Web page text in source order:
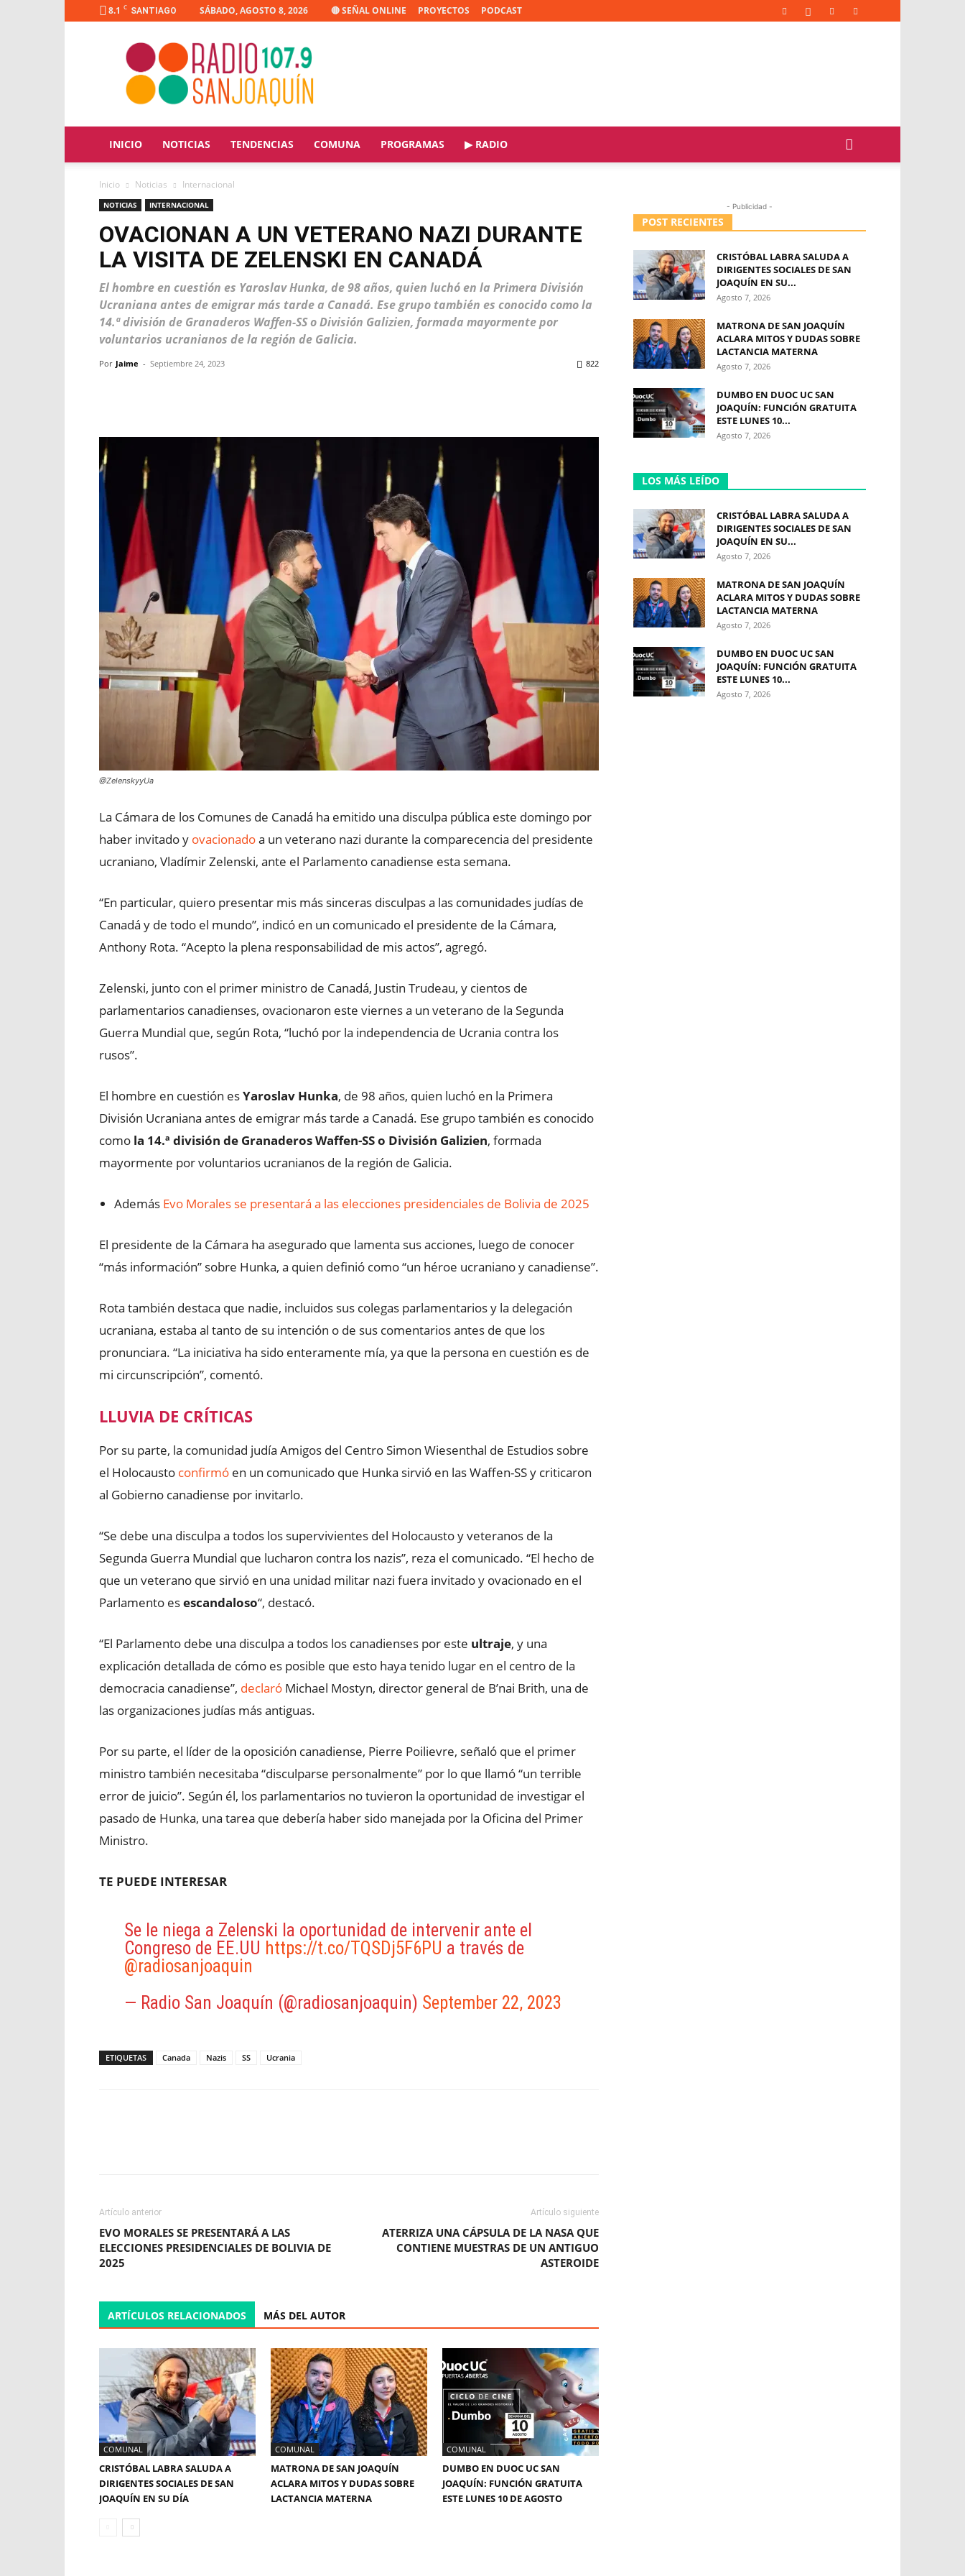
8.1 C SANTIAGO SÁBADO, AGOSTO 8, 2026 🔴 SEÑAL ONLINE PROYECTOS PODCAST
Radio
Joaquín
INICIO NOTICIAS TENDENCIAS COMUNA PROGRAMAS ▶ RADIO
Inicio Noticias Internacional
NOTICIAS INTERNACIONAL
OVACIONAN A UN VETERANO NAZI DURANTE
LA VISITA DE ZELENSKI EN CANADÁ
El hombre en cuestión es Yaroslav Hunka, de 98 años, quien luchó en la Primera División
Ucraniana antes de emigrar más tarde a Canadá. Ese grupo también es conocido como la
14.ª división de Granaderos Waffen-SS o División Galizien, formada mayormente por
voluntarios ucranianos de la región de Galicia.
Por Jaime - Septiembre 24, 2023 822
@ZelenskyyUa
La Cámara de los Comunes de Canadá ha emitido una disculpa pública este domingo por
haber invitado y ovacionadoa un veterano nazi durante la comparecencia del presidente
ucraniano, Vladímir Zelenski, ante el Parlamento canadiense esta semana.
“En particular, quiero presentar mis más sinceras disculpas a las comunidades judías de
Canadá y de todo el mundo”, indicó en un comunicado el presidente de la Cámara,
Anthony Rota. “Acepto la plena responsabilidad de mis actos”, agregó.
Zelenski, junto con el primer ministro de Canadá, Justin Trudeau, y cientos de
parlamentarios canadienses, ovacionaron este viernes a un veterano de la Segunda
Guerra Mundial que, según Rota, “luchó por la independencia de Ucrania contra los
rusos”.
El hombre en cuestión esYaroslav Hunka, de 98 años, quien luchó en la Primera
División Ucraniana antes de emigrar más tarde a Canadá. Ese grupo también es conocido
como la 14.ª división de Granaderos Waffen-SS o División Galizien, formada
mayormente por voluntarios ucranianos de la región de Galicia.
Además Evo Morales se presentará a las elecciones presidenciales de Bolivia de 2025
El presidente de la Cámara ha asegurado que lamenta sus acciones, luego de conocer
“más información” sobre Hunka, a quien definió como “un héroe ucraniano y canadiense”.
Rota también destaca que nadie, incluidos sus colegas parlamentarios y la delegación
ucraniana, estaba al tanto de su intención o de sus comentarios antes de que los
pronunciara. “La iniciativa ha sido enteramente mía, ya que la persona en cuestión es de
mi circunscripción”, comentó.
LLUVIA DE CRÍTICAS
Por su parte, la comunidad judía Amigos del Centro Simon Wiesenthal de Estudios sobre
el Holocausto confirmó en un comunicado que Hunka sirvió en las Waffen-SS y criticaron
al Gobierno canadiense por invitarlo.
“Se debe una disculpa a todos los supervivientes del Holocausto y veteranos de la
Segunda Guerra Mundial que lucharon contra los nazis”, reza el comunicado. “El hecho de
que un veterano que sirvió en una unidad militar nazi fuera invitado y ovacionado en el
Parlamento esescandaloso“, destacó.
“El Parlamento debe una disculpa a todos los canadienses por este ultraje, y una
explicación detallada de cómo es posible que esto haya tenido lugar en el centro de la
democracia canadiense”, declaró Michael Mostyn, director general de B’nai Brith, una de
las organizaciones judías más antiguas.
Por su parte, el líder de la oposición canadiense, Pierre Poilievre, señaló que el primer
ministro también necesitaba “disculparse personalmente” por lo que llamó “un terrible
error de juicio”. Según él, los parlamentarios no tuvieron la oportunidad de investigar el
pasado de Hunka, una tarea que debería haber sido manejada por la Oficina del Primer
Ministro.
TE PUEDE INTERESAR
Se le niega a Zelenski la oportunidad de intervenir ante el
Congreso de EE.UU https://t.co/TQSDj5F6PU a través de
@radiosanjoaquin
— Radio San Joaquín (@radiosanjoaquin) September 22, 2023
ETIQUETAS Canada Nazis SS Ucrania
Artículo anterior
EVO MORALES SE PRESENTARÁ A LAS
ELECCIONES PRESIDENCIALES DE BOLIVIA DE
2025
Artículo siguiente
ATERRIZA UNA CÁPSULA DE LA NASA QUE
CONTIENE MUESTRAS DE UN ANTIGUO
ASTEROIDE
ARTÍCULOS RELACIONADOS MÁS DEL AUTOR
COMUNAL
CRISTÓBAL LABRA SALUDA A
DIRIGENTES SOCIALES DE SAN
JOAQUÍN EN SU DÍA
COMUNAL
MATRONA DE SAN JOAQUÍN
ACLARA MITOS Y DUDAS SOBRE
LACTANCIA MATERNA
COMUNAL
DUMBO EN DUOC UC SAN
JOAQUÍN: FUNCIÓN GRATUITA
ESTE LUNES 10 DE AGOSTO
- Publicidad -
POST RECIENTES
CRISTÓBAL LABRA SALUDA A
DIRIGENTES SOCIALES DE SAN
JOAQUÍN EN SU...
Agosto 7, 2026
MATRONA DE SAN JOAQUÍN
ACLARA MITOS Y DUDAS SOBRE
LACTANCIA MATERNA
Agosto 7, 2026
DUMBO EN DUOC UC SAN
JOAQUÍN: FUNCIÓN GRATUITA
ESTE LUNES 10...
Agosto 7, 2026
LOS MÁS LEÍDO
CRISTÓBAL LABRA SALUDA A
DIRIGENTES SOCIALES DE SAN
JOAQUÍN EN SU...
Agosto 7, 2026
MATRONA DE SAN JOAQUÍN
ACLARA MITOS Y DUDAS SOBRE
LACTANCIA MATERNA
Agosto 7, 2026
DUMBO EN DUOC UC SAN
JOAQUÍN: FUNCIÓN GRATUITA
ESTE LUNES 10...
Agosto 7, 2026